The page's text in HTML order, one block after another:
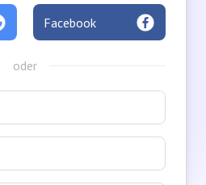
Facebook
oder